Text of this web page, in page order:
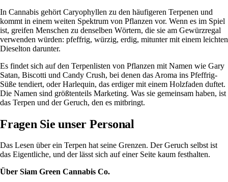
In Cannabis gehört Caryophyllen zu den häufigeren Terpenen und
kommt in einem weiten Spektrum von Pflanzen vor. Wenn es im Spiel
ist, greifen Menschen zu denselben Wörtern, die sie am Gewürzregal
verwenden würden: pfeffrig, würzig, erdig, mitunter mit einem leichten
Dieselton darunter.
Es findet sich auf den Terpenlisten von Pflanzen mit Namen wie Gary
Satan, Biscotti und Candy Crush, bei denen das Aroma ins Pfeffrig-
Süße tendiert, oder Harlequin, das erdiger mit einem Holzfaden duftet.
Die Namen sind größtenteils Marketing. Was sie gemeinsam haben, ist
das Terpen und der Geruch, den es mitbringt.
Fragen Sie unser Personal
Das Lesen über ein Terpen hat seine Grenzen. Der Geruch selbst ist
das Eigentliche, und der lässt sich auf einer Seite kaum festhalten.
Über Siam Green Cannabis Co.